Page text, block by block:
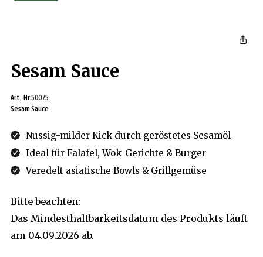
Sesam Sauce
Art.-Nr.50075
Sesam Sauce
Nussig-milder Kick durch geröstetes Sesamöl
Ideal für Falafel, Wok-Gerichte & Burger
Veredelt asiatische Bowls & Grillgemüse
Bitte beachten:
Das Mindesthaltbarkeitsdatum des Produkts läuft
am 04.09.2026 ab.